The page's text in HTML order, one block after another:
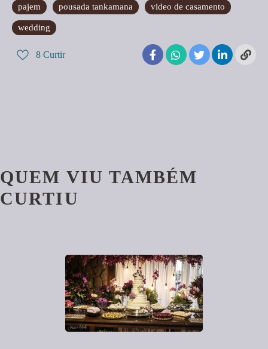
pajem pousada tankamana video de casamento
wedding
8 Curtir
QUEM VIU TAMBÉM
CURTIU